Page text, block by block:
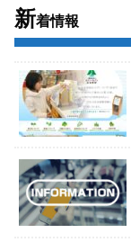
新着情報